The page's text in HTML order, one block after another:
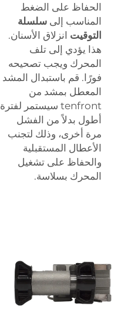
الحفاظ على الضغط
المناسب إلى سلسلة
التوقيت انزلاق الأسنان.
هذا يؤدي إلى تلف
المحرك ويجب تصحيحه
فورًا. قم باستبدال المشد
المعطل بمشد من
tenfront سيستمر لفترة
أطول بدلاً من الفشل
مرة أخرى، وذلك لتجنب
الأعطال المستقبلية
والحفاظ على تشغيل
المحرك بسلاسة.